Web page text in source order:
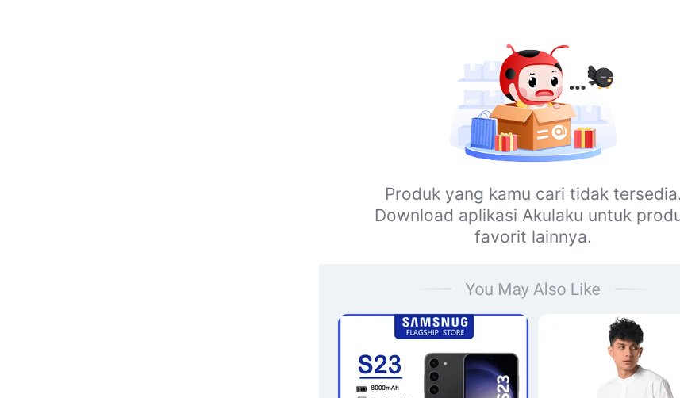
Produk yang kamu cari tidak tersedia.
Download aplikasi Akulaku untuk
favorit lainnya.